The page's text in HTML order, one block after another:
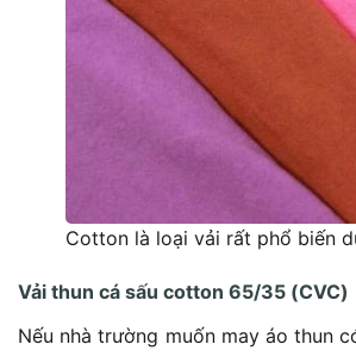
Cotton là loại vải rất phổ biến
Vải thun cá sấu cotton 65/35 (CVC)
Nếu nhà trường muốn may áo thun